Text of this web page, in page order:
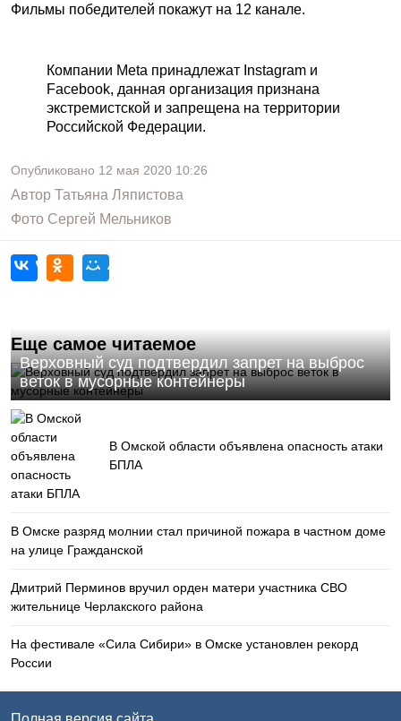
Фильмы победителей покажут на 12 канале.
Компании Meta принадлежат Instagram и
Facebook, данная организация признана
экстремистской и запрещена на территории
Российской Федерации.
Опубликовано 12 мая 2020 10:26
Автор Татьяна Ляпистова
Фото Сергей Мельников
Еще самое читаемое
Верховный суд подтвердил запрет на выброс
веток в мусорные контейнеры
В Омской области объявлена опасность атаки
БПЛА
В Омске разряд молнии стал причиной пожара в частном доме
на улице Гражданской
Дмитрий Перминов вручил орден матери участника СВО
жительнице Черлакского района
На фестивале «Сила Сибири» в Омске установлен рекорд
России